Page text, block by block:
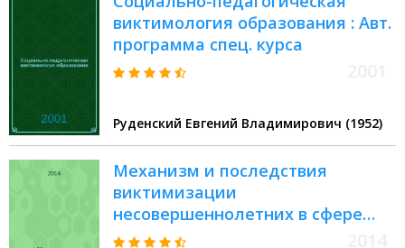
виктимология образования : Авт.
программа спец. курса
Руденский Евгений Владимирович (1952)
Механизм и последствия
виктимизации
несовершеннолетних в сфере
вовлечения в совершение